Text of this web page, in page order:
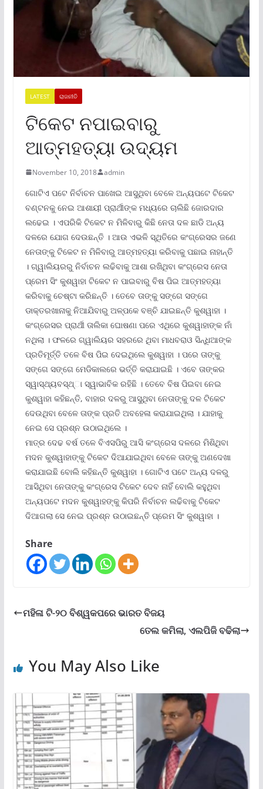
LATEST ରାଜନୀତି
ଟିକେଟ ନପାଇବାରୁ
ଆତ୍ମହତ୍ୟା ଉଦ୍ୟମ
November 10, 2018 admin
ଗୋଟିଏ ପଟେ ନିର୍ବାଚନ ପାଖେଇ ଆସୁଥିବା ବେଳେ ଅନ୍ୟପଟେ ଟିକେଟ
ବଣ୍ଟନକୁ ନେଇ ଆଶାୟୀ ପ୍ରାର୍ଥୀଙ୍କ ମଧ୍ୟରେ ଚାଲିଛି ଜୋରଦାର
ଲଢେଇ । ଏପରିକି ଟିକେଟ ନ ମିଳିବାରୁ କିଛି ନେତା ଦଳ ଛାଡି ଅନ୍ୟ
ଦଳରେ ଯୋଗ ଦେଉଛନ୍ତି । ଆଉ ଏଭଳି ସ୍ଥିତିରେ କଂଗ୍ରେସର ଜଣେ
ନେତାଙ୍କୁ ଟିକେଟ ନ ମିଳିବାରୁ ଆତ୍ମହତ୍ୟା କରିବାକୁ ପଛାଇ ନାହାନ୍ତି
। ଗ୍ୱାଲିୟରରୁ ନିର୍ବାଚନ ଲଢିବାକୁ ଆଶା ରଖିଥିବା କଂଗ୍ରେସ ନେତା
ପ୍ରେମ ସିଂ କୁଶୱାହା ଟିକେଟ ନ ପାଇବାରୁ ବିଷ ପିଇ ଆତ୍ମହତ୍ୟା
କରିବାକୁ ଚେଷ୍ଟା କରିଛନ୍ତି । ତେବେ ତାଙ୍କୁ ସଙ୍ଗେ ସଙ୍ଗେ
ଡାକ୍ତରଖାନାକୁ ନିଆଯିବାରୁ ଅଳ୍ପକେ ବଞ୍ଚି ଯାଇଛନ୍ତି କୁଶୱାହା ।
କଂଗ୍ରେସର ପ୍ରାର୍ଥୀ ତାଲିକା ଘୋଷଣା ପରେ ଏଥିରେ କୁଶୱାହାଙ୍କ ନାଁ
ନଥିଲା । ଫଳରେ ଗ୍ୱାଲିୟର ସହରରେ ଥିବା ମାଧବରାଓ ସିନ୍ଧିଆଙ୍କ
ପ୍ରତିମୂର୍ତ୍ତି ତଳେ ବିଷ ପିଇ ଦେଇଥିଲେ କୁଶୱାହା । ପରେ ତାଙ୍କୁ
ସଙ୍ଗେ ସଙ୍ଗେ ମେଡିକାଲରେ ଭର୍ତ୍ତି କରାଯାଇଛି । ଏବେ ତାଙ୍କର
ସ୍ୱାସ୍ଥ୍ୟବସ୍ଥ୍ା ସ୍ୱାଭାବିକ ରହିଛି । ତେବେ ବିଷ ପିଇବା ନେଇ
କୁଶୱାହା କହିଛନ୍ତି, ବାହାର ଦଳରୁ ଆସୁଥିବା ନେତାଙ୍କୁ ଦଳ ଟିକେଟ
ଦେଉଥିବା ବେଳେ ତାଙ୍କ ପ୍ରତି ଅବହେଳା କରାଯାଇଥିଲା । ଯାହାକୁ
ନେଇ ସେ ପ୍ରଶ୍ନ ଉଠାଇଥିଲେ ।
ମାତ୍ର ଦେଢ ବର୍ଷ ତଳେ ବିଏସପିରୁ ଆସି କଂଗ୍ରେସ ଦଳରେ ମିଶିଥିବା
ମଦନ କୁଶୱାହାଙ୍କୁ ଟିକେଟ ଦିଆଯାଇଥିବା ବେଳେ ତାଙ୍କୁ ଅଣଦେଖା
କରାଯାଇଛି ବୋଲି କହିଛନ୍ତି କୁଶୱାହା । ଗୋଟିଏ ପଟେ ଅନ୍ୟ ଦଳରୁ
ଆସିଥିବା ନେତାଙ୍କୁ କଂଗ୍ରେସ ଟିକେଟ ଦେବ ନାହିଁ ବୋଲି କହୁଥିବା
ଅନ୍ୟପଟେ ମଦନ କୁଶୱାହଙ୍କୁ କିପରି ନିର୍ବାଚନ ଲଢିବାକୁ ଟିକେଟ
ଦିଆଗଲା ସେ ନେଇ ପ୍ରଶ୍ନ ଉଠାଇଛନ୍ତି ପ୍ରେମ ସିଂ କୁଶୱାହା ।
Share
ମହିଳା ଟି-୨୦ ବିଶ୍ୱକପରେ ଭାରତ ବିଜୟ
ତେଲ କମିଲା, ଏଲପିଜି ବଢିଲା
You May Also Like